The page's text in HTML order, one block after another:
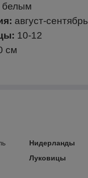
белым
август-сентябрь
10-12
см
Нидерланды
Луковицы